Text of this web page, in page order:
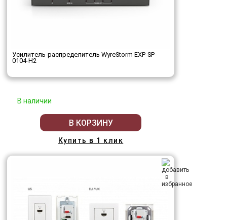
Усилитель-распределитель WyreStorm EXP-SP-
0104-H2
В наличии
В КОРЗИНУ
Купить в 1 клик